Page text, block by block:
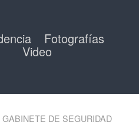
Fotografías
Video
DE SEGURIDAD